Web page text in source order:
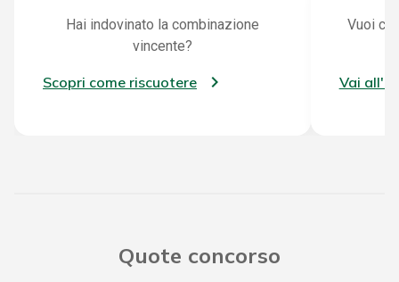
Hai indovinato la combinazione
vincente?
Scopri come riscuotere
Vuoi
Vai
Quote concorso